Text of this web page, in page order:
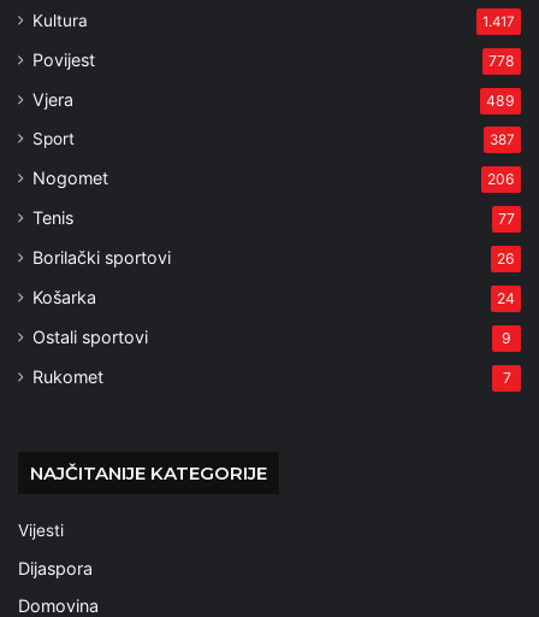
Kultura 1.417
Povijest 778
Vjera 489
Sport 387
Nogomet 206
Tenis 77
Borilački sportovi 26
Košarka 24
Ostali sportovi 9
Rukomet 7
NAJČITANIJE KATEGORIJE
Vijesti
Dijaspora
Domovina